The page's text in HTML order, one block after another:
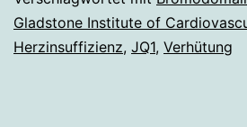
Gladstone Institute of
Herzinsuffizienz, JQ1, Verhütung